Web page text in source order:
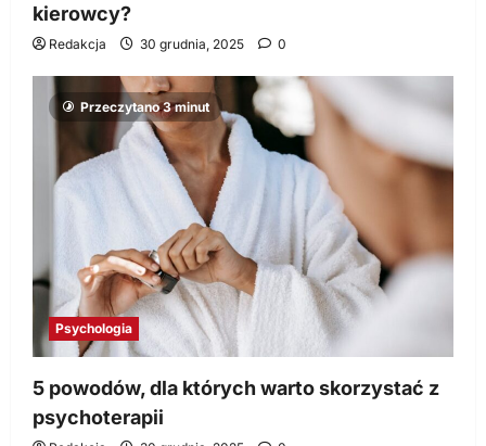
kierowcy?
Redakcja 30 grudnia, 2025 0
Przeczytano 3 minut
Psychologia
5 powodów, dla których warto skorzystać z
psychoterapii